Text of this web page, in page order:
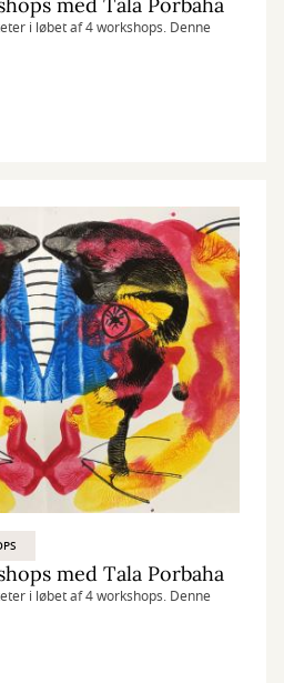
i løbet af 4 workshops. Denne
med Tala Porbaha
i løbet af 4 workshops. Denne